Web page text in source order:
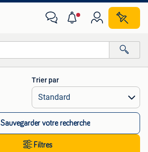
Toutes les distances…
Trier par
Sauvegarder votre recherche
Filtres